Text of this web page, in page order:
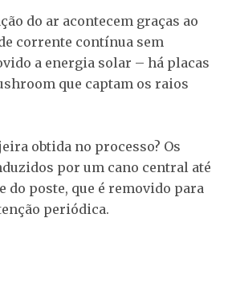
do ar acontecem graças ao
corrente contínua sem
a energia solar – há placas
que captam os raios
obtida no processo? Os
por um cano central até
do poste, que é removido para
periódica.